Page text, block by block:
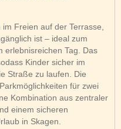
Freien auf der Terrasse,
ist – ideal zum
erlebnisreichen Tag. Das
Kinder sicher im
Straße zu laufen. Die
für zwei
Kombination aus zentraler
einem sicheren
in Skagen.